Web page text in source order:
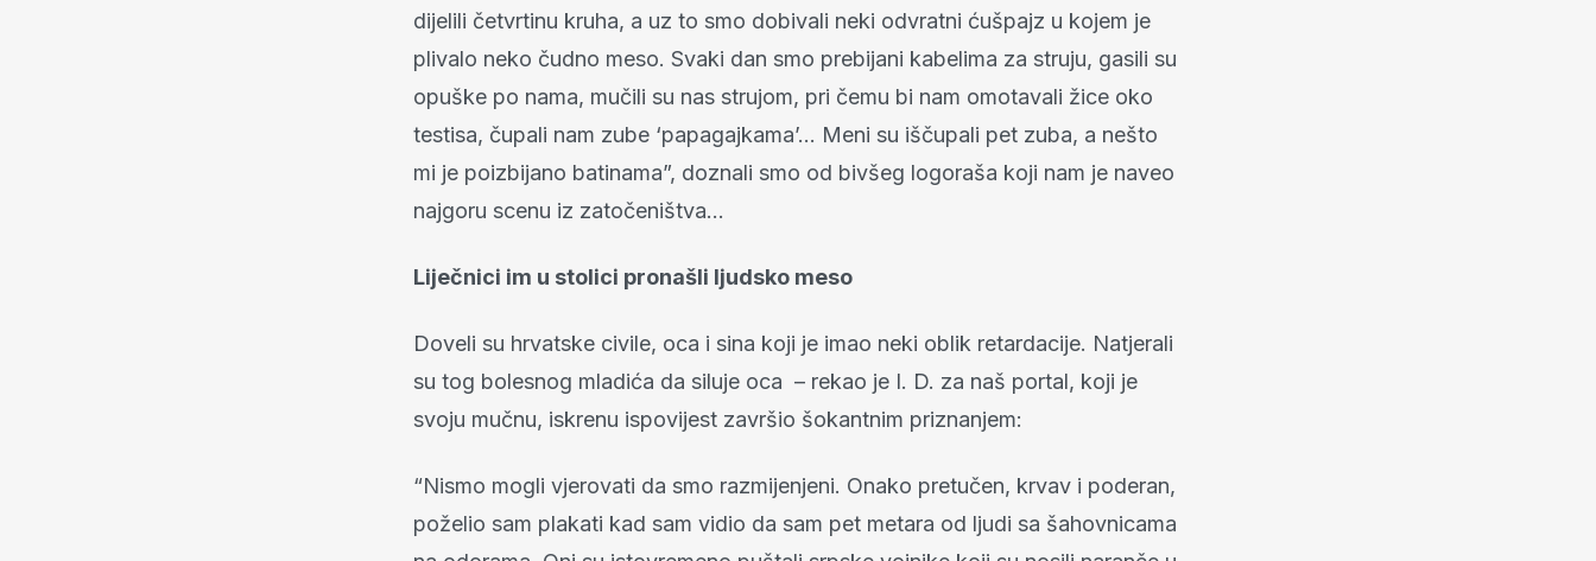
dijelili četvrtinu kruha, a uz to smo dobivali neki odvratni ćušpajz u kojem je
plivalo neko čudno meso. Svaki dan smo prebijani kabelima za struju, gasili su
opuške po nama, mučili su nas strujom, pri čemu bi nam omotavali žice oko
testisa, čupali nam zube ‘papagajkama’… Meni su iščupali pet zuba, a nešto
mi je poizbijano batinama”, doznali smo od bivšeg logoraša koji nam je naveo
najgoru scenu iz zatočeništva…
Liječnici im u stolici pronašli ljudsko meso
Doveli su hrvatske civile, oca i sina koji je imao neki oblik retardacije. Natjerali
su tog bolesnog mladića da siluje oca – rekao je I. D. za naš portal, koji je
svoju mučnu, iskrenu ispovijest završio šokantnim priznanjem:
“Nismo mogli vjerovati da smo razmijenjeni. Onako pretučen, krvav i poderan,
poželio sam plakati kad sam vidio da sam pet metara od ljudi sa šahovnicama